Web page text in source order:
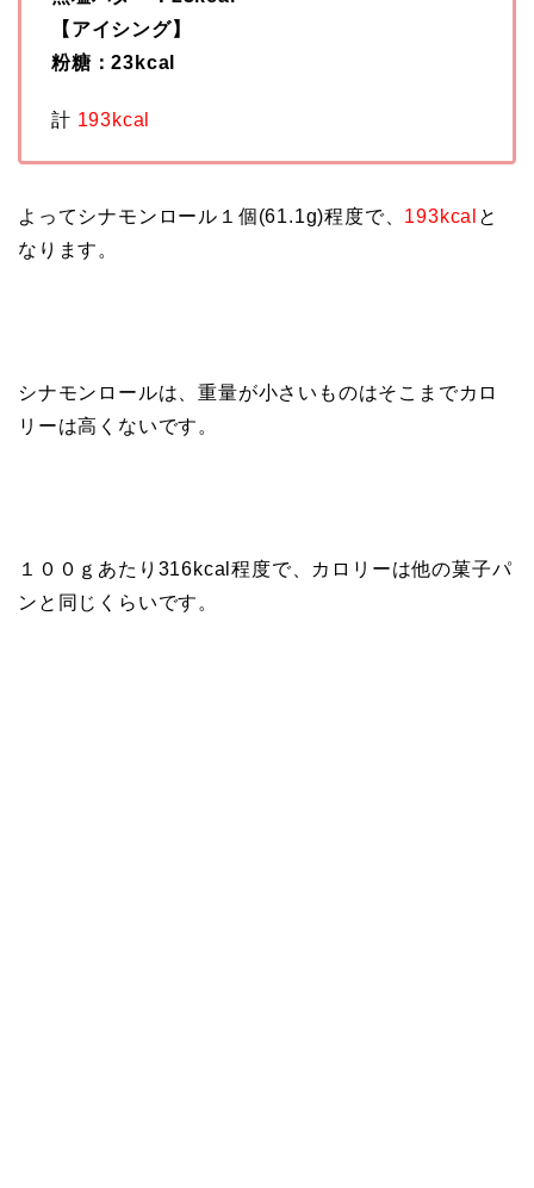
【アイシング】
粉糖：23kcal
計 193kcal
よってシナモンロール１個(61.1g)程度で、 193kcal と
なります。
シナモンロールは、重量が小さいものはそこまでカロ
リーは高くないです。
１００ｇあたり316kcal程度で、カロリーは他の菓子パ
ンと同じくらいです。